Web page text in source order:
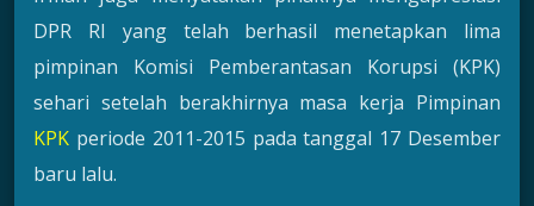
DPR RI yang telah berhasil menetapkan lima
pimpinan Komisi Pemberantasan Korupsi (KPK)
sehari setelah berakhirnya masa kerja Pimpinan
KPK periode 2011-2015 pada tanggal 17 Desember
baru lalu.